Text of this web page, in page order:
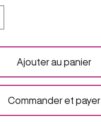
Ajouter au panier
Commander et payer